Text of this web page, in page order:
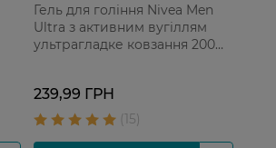
Гель для гоління Nivea Men
Ultra з активним вугіллям
ультрагладке ковзання 200
239,99 ГРН